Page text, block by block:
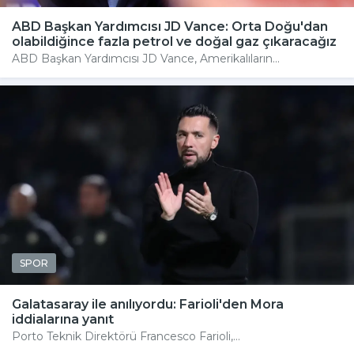
ABD Başkan Yardımcısı JD Vance: Orta Doğu'dan
olabildiğince fazla petrol ve doğal gaz çıkaracağız
ABD Başkan Yardımcısı JD Vance, Amerikalıların...
SPOR
Galatasaray ile anılıyordu: Farioli'den Mora
iddialarına yanıt
Porto Teknik Direktörü Francesco Farioli,...